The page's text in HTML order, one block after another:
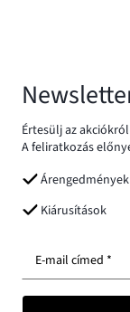
Értesülj az
A feliratkozás
Árengedmények
Kiárusítások
E-mail címed *